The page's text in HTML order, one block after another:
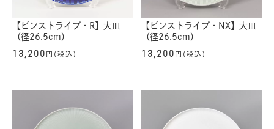
【ピンストライプ・R】大皿
（径26.5cm）
13,200 円(税込)
【ピンストライプ・NX】大皿
（径26.5cm）
13,200 円(税込)